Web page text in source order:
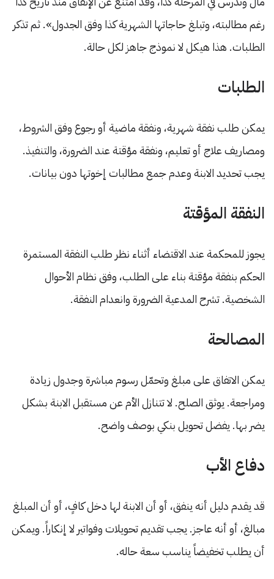
رغم مطالبته، وتبلغ حاجاتها الشهرية كذا وفق الجدول». ثم تذكر
الطلبات. هذا هيكل لا نموذج جاهز لكل حالة.
الطلبات
يمكن طلب نفقة شهرية، ونفقة ماضية أو رجوع وفق الشروط،
ومصاريف علاج أو تعليم، ونفقة مؤقتة عند الضرورة، والتنفيذ.
يجب تحديد الابنة وعدم جمع مطالبات إخوتها دون بيانات.
النفقة المؤقتة
يجوز للمحكمة عند الاقتضاء أثناء نظر طلب النفقة المستمرة
الحكم بنفقة مؤقتة بناء على الطلب، وفق نظام الأحوال
الشخصية. تشرح المدعية الضرورة وانعدام النفقة.
المصالحة
يمكن الاتفاق على مبلغ وتحمّل رسوم مباشرة وجدول زيادة
ومراجعة. يوثق الصلح. لا تتنازل الأم عن مستقبل الابنة بشكل
يضر بها. يفضل تحويل بنكي بوصف واضح.
دفاع الأب
قد يقدم دليل أنه ينفق، أو أن الابنة لها دخل كافٍ، أو أن المبلغ
مبالغ، أو أنه عاجز. يجب تقديم تحويلات وفواتير لا إنكاراً. ويمكن
أن يطلب تخفيضاً يناسب سعة حاله.